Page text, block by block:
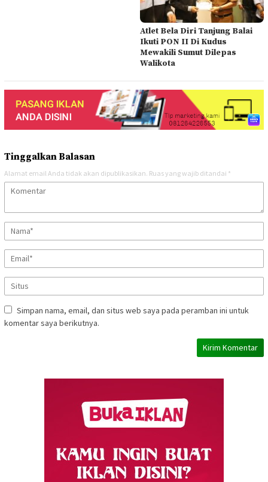
Atlet Bela Diri Tanjung Balai
Ikuti PON II Di Kudus
Mewakili Sumut Dilepas
Walikota
Tinggalkan Balasan
Alamat email Anda tidak akan dipublikasikan. Ruas yang wajib ditandai *
Simpan nama, email, dan situs web saya pada peramban ini untuk
komentar saya berikutnya.